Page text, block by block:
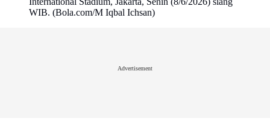
WIB. (Bola.com/M Iqbal Ichsan)
Advertisement